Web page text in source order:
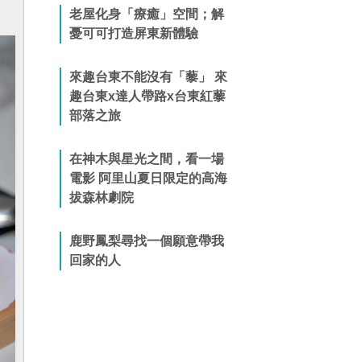
老屋化身「療癒」空間；解
憂可可打造屏東新體驗
來趣台東不能沒有「藜」 來
趣台東x達人帶路x台東紅藜
部落之旅
在神木與星光之間，看一場
電影 阿里山夏日限定的高海
拔森林劇院
鹿野鳳梨尋找一個願意帶我
回家的人